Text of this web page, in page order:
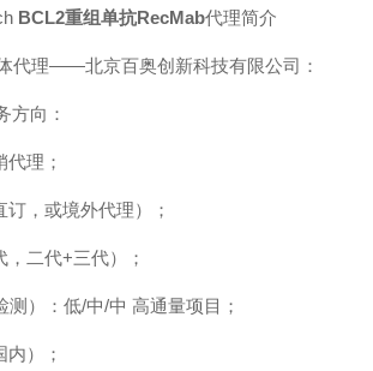
BCL2重组单抗RecMab代理简介
代理——北京百奥创新科技有限公司：
方向：
理；
，或境外代理）；
，二代+三代）；
测）：低/中/中 高通量项目；
）；